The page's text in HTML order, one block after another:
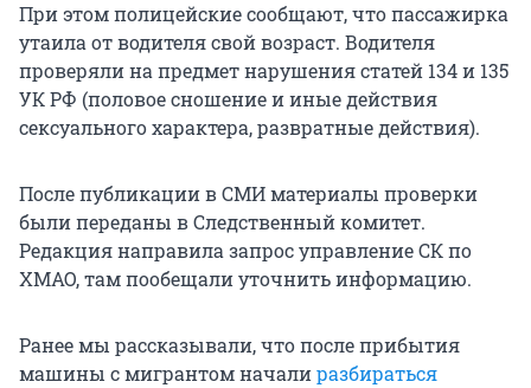
При этом полицейские сообщают, что пассажирка
утаила от водителя свой возраст. Водителя
проверяли на предмет нарушения статей 134 и 135
УК РФ (половое сношение и иные действия
сексуального характера, развратные действия).
После публикации в СМИ материалы проверки
были переданы в Следственный комитет.
Редакция направила запрос управление СК по
ХМАО, там пообещали уточнить информацию.
Ранее мы рассказывали, что после прибытия
машины с мигрантом началиразбираться